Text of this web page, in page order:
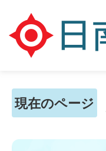
現在のページ